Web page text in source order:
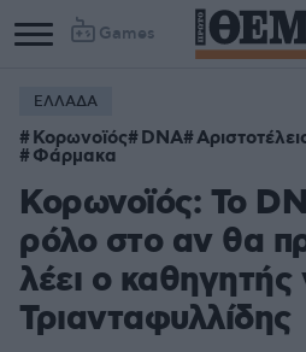
Games
ΕΛΛΑΔΑ
Κορωνοϊός DNA
Φάρμακα
Κορωνοϊός: Το
ρόλο στο αν θα
λέει ο καθηγητής
Τριανταφυλλίδης